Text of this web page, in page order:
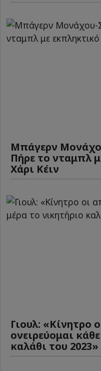
Μπάγερν
Πήρε το νταμπλ
Χάρι Κέιν
Γιουλ: «Κίνητρο
ονειρεύομαι
καλάθι του 2023»